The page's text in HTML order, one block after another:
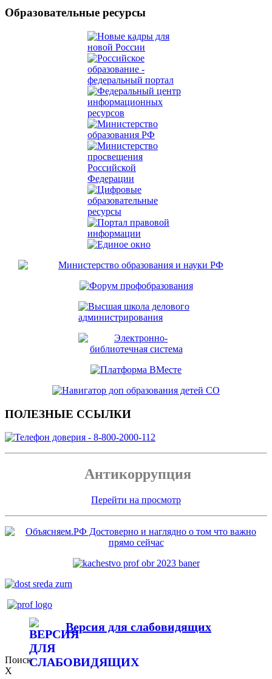
Образовательные ресурсы
ПОЛЕЗНЫЕ ССЫЛКИ
Антикоррупция
Перейти на просмотр
Версия для слабовидящих
Поиск
X